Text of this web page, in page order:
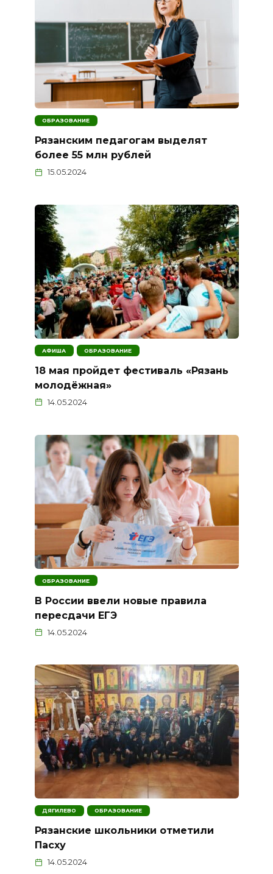
ОБРАЗОВАНИЕ
Рязанским педагогам выделят
более 55 млн рублей
15.05.2024
АФИША ОБРАЗОВАНИЕ
18 мая пройдет фестиваль «Рязань
молодёжная»
14.05.2024
ОБРАЗОВАНИЕ
В России ввели новые правила
пересдачи ЕГЭ
14.05.2024
ДЯГИЛЕВО ОБРАЗОВАНИЕ
Рязанские школьники отметили
Пасху
14.05.2024